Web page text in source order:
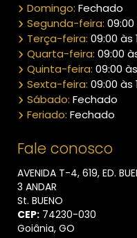
Domingo: Fechado
Segunda-feira: 09:00
Terça-feira: 09:00 às
Quarta-feira: 09:00
Quinta-feira: 09:00
Sexta-feira: 09:00 às
Sábado: Fechado
Feriado: Fechado
Fale conosco
AVENIDA T-4, 619, ED.
3 ANDAR
St. BUENO
CEP: 74230​-030
Goiânia, GO